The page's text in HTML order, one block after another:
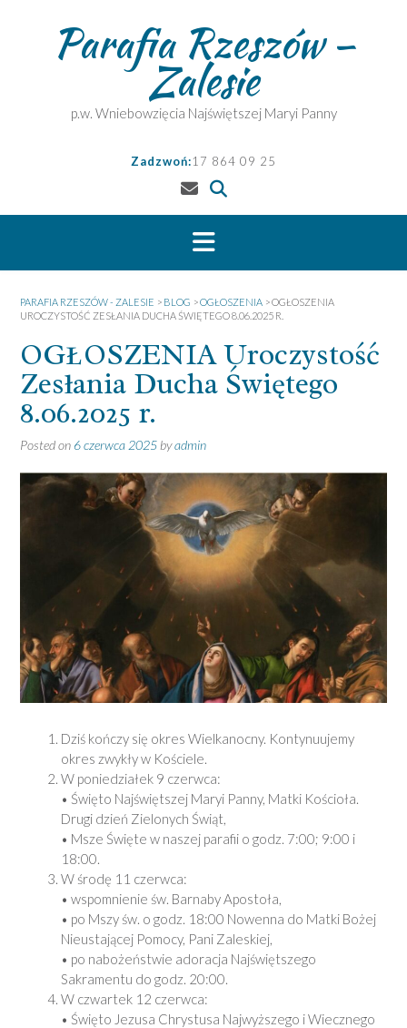
Parafia Rzeszów –
Zalesie
p.w. Wniebowzięcia Najświętszej Maryi Panny
Zadzwoń:17 864 09 25
PARAFIA RZESZÓW - ZALESIE > BLOG >OGŁOSZENIA >OGŁOSZENIA
UROCZYSTOŚĆ ZESŁANIA DUCHA ŚWIĘTEGO 8.06.2025 R.
OGŁOSZENIA Uroczystość
Zesłania Ducha Świętego
8.06.2025 r.
Posted on 6 czerwca 2025 byadmin
Dziś kończy się okres Wielkanocny. Kontynuujemy
okres zwykły w Kościele.
W poniedziałek 9 czerwca:
• Święto Najświętszej Maryi Panny, Matki Kościoła.
Drugi dzień Zielonych Świąt,
• Msze Święte w naszej parafii o godz. 7:00; 9:00 i
18:00.
W środę 11 czerwca:
• wspomnienie św. Barnaby Apostoła,
• po Mszy św. o godz. 18:00 Nowenna do Matki Bożej
Nieustającej Pomocy, Pani Zaleskiej,
• po nabożeństwie adoracja Najświętszego
Sakramentu do godz. 20:00.
W czwartek 12 czerwca:
• Święto Jezusa Chrystusa Najwyższego i Wiecznego